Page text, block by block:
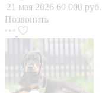
21 мая 2026 60 000 руб.
Позвонить